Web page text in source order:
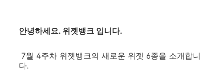
안녕하세요. 위젯뱅크 입니다.
7월 4주차 위젯뱅크의 새로운 위젯 6종을 소개합니
다.